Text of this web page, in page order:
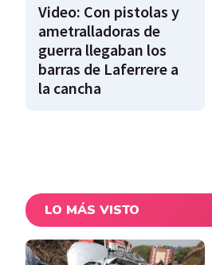
Video: Con pistolas y
ametralladoras de
guerra llegaban los
barras de Laferrere a
la cancha
LO MÁS VISTO